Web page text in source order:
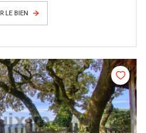
LE BIEN